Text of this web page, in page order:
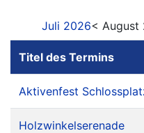
Juli 2026< August
Titel des Termins
Aktivenfest
Holzwinkelserenade